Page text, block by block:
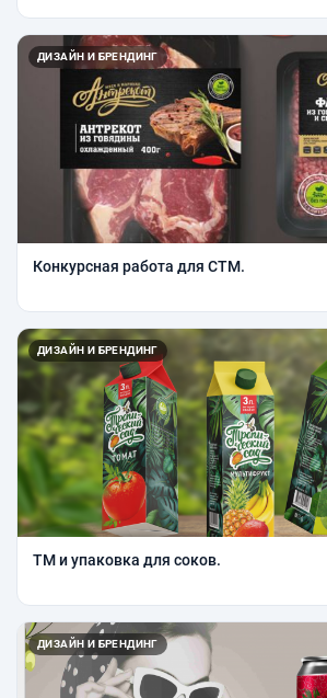
ДИЗАЙН И БРЕНДИНГ
Конкурсная работа для СТМ.
ДИЗАЙН И БРЕНДИНГ
ТМ и упаковка для соков.
ДИЗАЙН И БРЕНДИНГ